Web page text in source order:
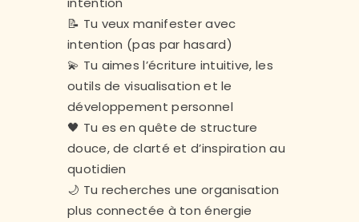
📝 Tu veux manifester avec
intention (pas par hasard)
💫 Tu aimes l’écriture intuitive, les
outils de visualisation et le
développement personnel
🖤 Tu es en quête de structure
douce, de clarté et d’inspiration au
quotidien
🌙 Tu recherches une organisation
plus connectée à ton énergie